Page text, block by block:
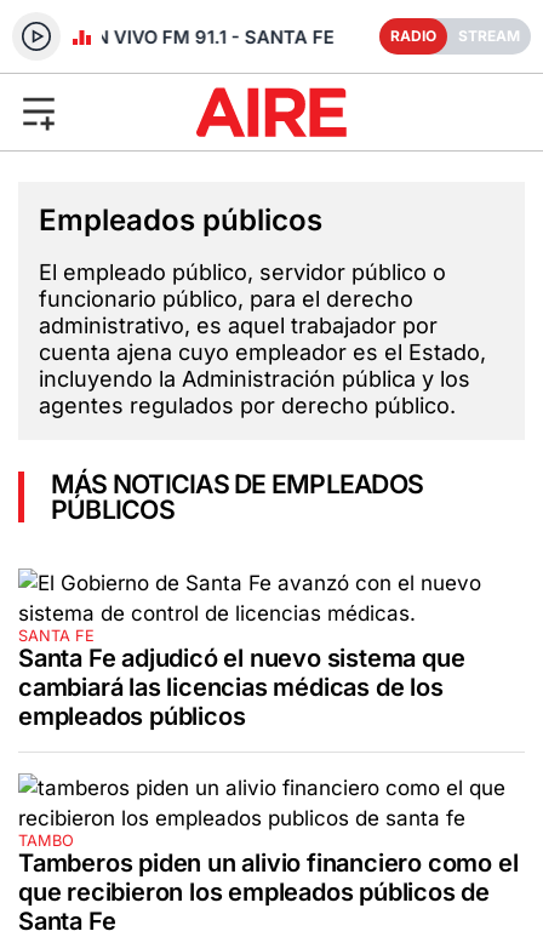
RADIO EN VIVO FM 91.1 - SANTA FE RADIO STREAM
Empleados públicos
El empleado público, servidor público o
funcionario público, para el derecho
administrativo, es aquel trabajador por
cuenta ajena cuyo empleador es el Estado,
incluyendo la Administración pública y los
agentes regulados por derecho público.
MÁS NOTICIAS DE EMPLEADOS
PÚBLICOS
SANTA FE
Santa Fe adjudicó el nuevo sistema que
cambiará las licencias médicas de los
empleados públicos
TAMBO
Tamberos piden un alivio financiero como el
que recibieron los empleados públicos de
Santa Fe